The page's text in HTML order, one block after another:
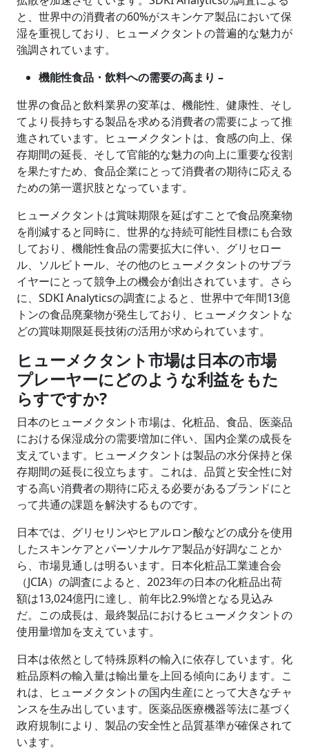
と、世界中の消費者の60%がスキンケア製品において保
湿を重視しており、ヒューメクタントの普遍的な魅力が
強調されています。
機能性食品・飲料への需要の高まり –
世界の食品と飲料業界の変革は、機能性、健康性、そし
てより長持ちする製品を求める消費者の需要によって推
進されています。ヒューメクタントは、食感の向上、保
存期間の延長、そして官能的な魅力の向上に重要な役割
を果たすため、食品企業にとって消費者の期待に応える
ための第一選択肢となっています。
ヒューメクタントは賞味期限を延ばすことで食品廃棄物
を削減すると同時に、世界的な持続可能性目標にも合致
しており、機能性食品の需要拡大に伴い、グリセロー
ル、ソルビトール、その他のヒューメクタントのサプラ
イヤーにとって競争上の機会が創出されています。さら
に、SDKI Analyticsの調査によると、世界中で年間13億
トンの食品廃棄物が発生しており、ヒューメクタントな
どの賞味期限延長技術の活用が求められています。
ヒューメクタント市場は日本の市場
プレーヤーにどのような利益をもた
らすですか?
日本のヒューメクタント市場は、化粧品、食品、医薬品
における保湿成分の需要増加に伴い、国内企業の成長を
支えています。ヒューメクタントは製品の水分保持と保
存期間の延長に役立ちます。これは、品質と安全性に対
する高い消費者の期待に応える必要があるブランドにと
って共通の課題を解決するものです。
日本では、グリセリンやヒアルロン酸などの成分を使用
したスキンケアとパーソナルケア製品が好調なことか
ら、市場見通しは明るいます。日本化粧品工業連合会
（JCIA）の調査によると、2023年の日本の化粧品出荷
額は13,024億円に達し、前年比2.9%増となる見込み
だ。この成長は、最終製品におけるヒューメクタントの
使用量増加を支えています。
日本は依然として特殊原料の輸入に依存しています。化
粧品原料の輸入量は輸出量を上回る傾向にあります。こ
れは、ヒューメクタントの国内生産にとって大きなチャ
ンスを生み出しています。医薬品医療機器等法に基づく
政府規制により、製品の安全性と品質基準が確保されて
います。